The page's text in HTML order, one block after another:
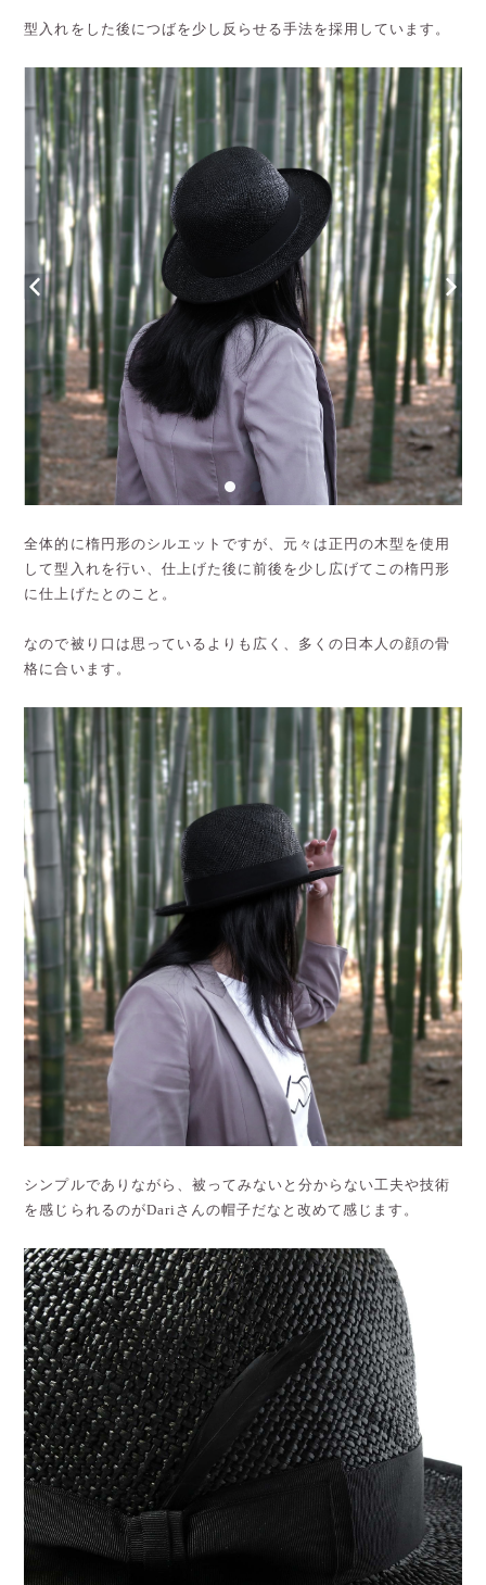
型入れをした後につばを少し反らせる手法を採用しています。
全体的に楕円形のシルエットですが、元々は正円の木型を使用
して型入れを行い、仕上げた後に前後を少し広げてこの楕円形
に仕上げたとのこと。
なので被り口は思っているよりも広く、多くの日本人の顔の骨
格に合います。
シンプルでありながら、被ってみないと分からない工夫や技術
を感じられるのがDariさんの帽子だなと改めて感じます。